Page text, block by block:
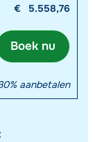
€ 5.558,76
Boek nu
aanbetalen